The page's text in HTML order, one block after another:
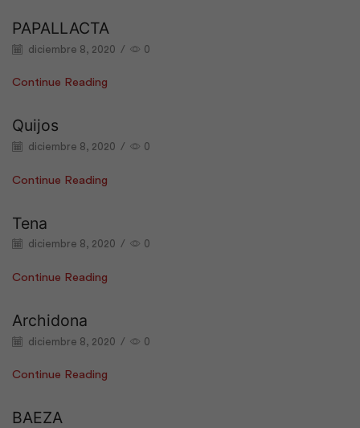
PAPALLACTA
diciembre 8, 2020 / 0
Continue Reading
Quijos
diciembre 8, 2020 / 0
Continue Reading
Tena
diciembre 8, 2020 / 0
Continue Reading
Archidona
diciembre 8, 2020 / 0
Continue Reading
BAEZA